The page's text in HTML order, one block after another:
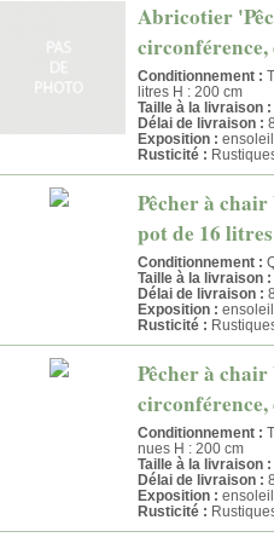
Abricotier
circonférence,
Conditionnement :
litres H : 200 cm
Taille à la livraison :
Délai de livraison :
Exposition :
Rusticité :
Pêcher à
pot de 16
Conditionnement :
Taille à la livraison :
Délai de livraison :
Exposition :
Rusticité :
Pêcher à
circonférence,
Conditionnement :
nues H : 200 cm
Taille à la livraison :
Délai de livraison :
Exposition :
Rusticité :